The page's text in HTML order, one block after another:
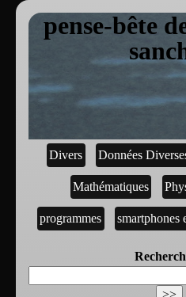
pense-bête
Divers Données
Mathématiques
programmes smartphones